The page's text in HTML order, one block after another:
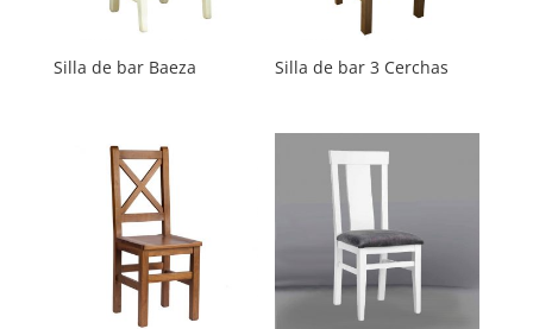
Silla de bar Baeza Silla de bar 3 Cerchas